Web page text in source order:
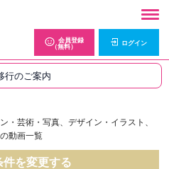
会員登録
（無料）
ログイン
行のご案内
・芸術・写真、デザイン・イラスト、
動画一覧
件を変更する